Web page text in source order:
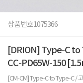
상품번호1075366
[DRION] Type-C to
CC-PD65W-150
[CM-CM] Type-C to Type-C /